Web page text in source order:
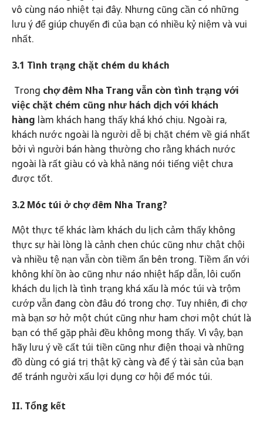
vô cùng náo nhiệt tại đây. Nhưng cũng cần có những
lưu ý để giúp chuyến đi của bạn có nhiều kỷ niệm và vui
nhất.
3.1 Tình trạng chặt chém du khách
Trong chợ đêm Nha Trangvẫn còn tình trạng với
việc chặt chém cũng như hách dịch với khách
hàng làm khách hang thấy khá khó chịu. Ngoài ra,
khách nước ngoài là người dễ bị chặt chém về giá nhất
bởi vì người bán hàng thường cho rằng khách nước
ngoài là rất giàu có và khả năng nói tiếng việt chưa
được tốt.
3.2 Móc túi ở chợ đêm Nha Trang?
Một thực tế khác làm khách du lịch cảm thấy không
thực sự hài lòng là cảnh chen chúc cũng như chật chội
và nhiều tệ nạn vẫn còn tiềm ẩn bên trong. Tiềm ẩn với
không khí ồn ào cũng như náo nhiệt hấp dẫn, lôi cuốn
khách du lịch là tình trạng khá xấu là móc túi và trộm
cướp vẫn đang còn đâu đó trong chợ. Tuy nhiên, đi chợ
mà bạn sơ hở một chút cũng như ham chơi một chút là
bạn có thể gặp phải đều không mong thấy. Vì vậy, bạn
hãy lưu ý về cất túi tiền cũng như điện thoại và những
đồ dùng có giá trị thật kỹ càng và để ý tài sản của bạn
để tránh người xấu lợi dụng cơ hội để móc túi.
II. Tổng kết